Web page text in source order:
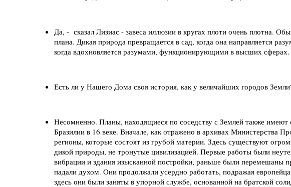
Да, - сказал Лизиас - завеса иллюзии в кругах плоти очень плотна.
плана. Дикая природа превращается в сад, когда она направляется
когда вдохновляется разумами, функционирующими в высших
Есть ли у Нашего Дома своя история, как у величайших городов
Несомненно. Планы, находящиеся по соседству с Землей также
Бразилии в 16 веке. Вначале, как отражено в архивах
регионы, которые состоят из грубой материи. Здесь существуют
дикой природы, не тронутые цивилизацией. Первые работы были
вибрации и здания изысканной постройки, раньше были перемешаны
падали духом. Они продолжали усердно работать, подражая
здесь они были заняты в упорной службе, основанной на братской